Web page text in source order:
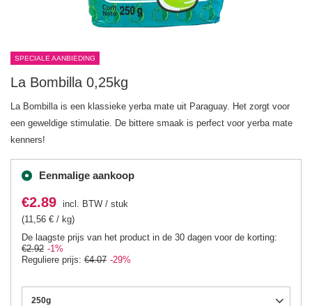
SPECIALE AANBIEDING
La Bombilla 0,25kg
La Bombilla is een klassieke yerba mate uit Paraguay. Het zorgt voor
een geweldige stimulatie. De bittere smaak is perfect voor yerba mate
kenners!
Eenmalige aankoop
250g
€2.89 incl. BTW / stuk
(11,56 € / kg)
De laagste prijs van het product in de 30 dagen voor de korting:
€2.92 -1%
Reguliere prijs: €4.07 -29%